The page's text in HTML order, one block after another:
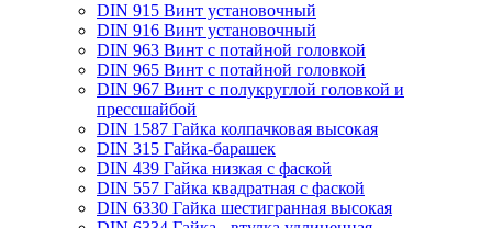
DIN 915 Винт установочный
DIN 916 Винт установочный
DIN 963 Винт с потайной головкой
DIN 965 Винт с потайной головкой
DIN 967 Винт с полукруглой головкой и
прессшайбой
DIN 1587 Гайка колпачковая высокая
DIN 315 Гайка-барашек
DIN 439 Гайка низкая с фаской
DIN 557 Гайка квадратная с фаской
DIN 6330 Гайка шестигранная высокая